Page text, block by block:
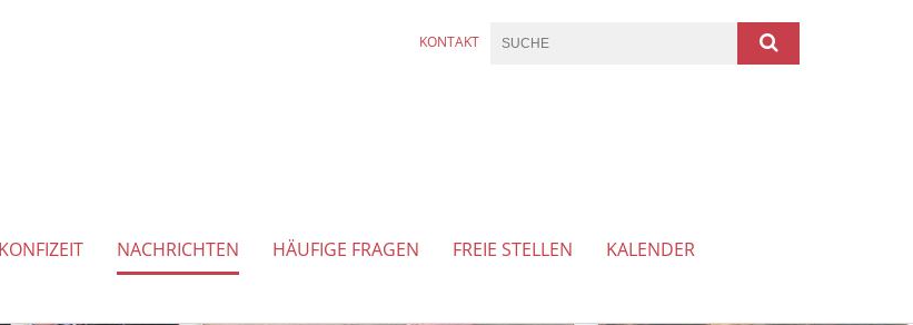
KONTAKT
KONFIZEIT NACHRICHTEN HÄUFIGE FRAGEN FREIE STELLEN
KALENDER